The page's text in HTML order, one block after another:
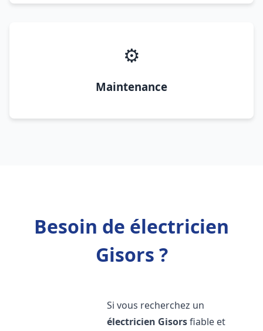
⚙️
Maintenance
Besoin de électricien
Gisors ?
Si vous recherchez un
électricien Gisorsfiable et